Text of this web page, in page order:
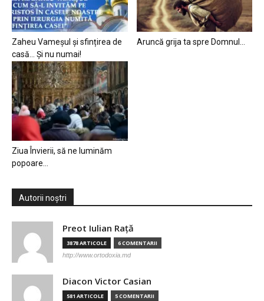
Zaheu Vameșul și sfințirea de
casă… Și nu numai!
Aruncă grija ta spre Domnul…
Ziua Învierii, să ne luminăm
popoare…
Autorii noștri
Preot Iulian Raţă
3878 ARTICOLE 6 COMENTARII
http://www.ortodoxia.md
Diacon Victor Casian
581 ARTICOLE 5 COMENTARII